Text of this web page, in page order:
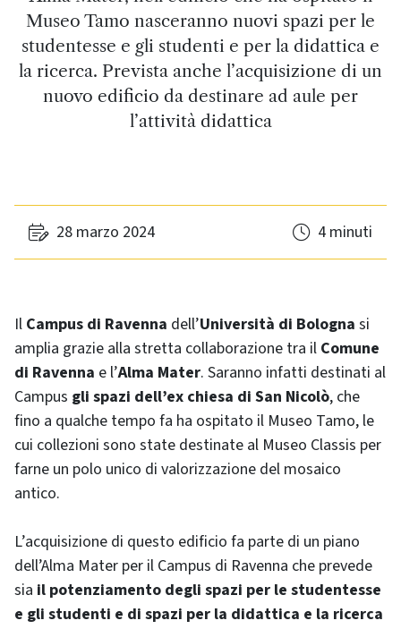
Museo Tamo nasceranno nuovi spazi per le
studentesse e gli studenti e per la didattica e
la ricerca. Prevista anche l’acquisizione di un
nuovo edificio da destinare ad aule per
l’attività didattica
28 marzo 2024 4 minuti
Il Campus di Ravenna dell’Università di Bologna si
amplia grazie alla stretta collaborazione tra il Comune
di Ravenna e l’Alma Mater. Saranno infatti destinati al
Campus gli spazi dell’ex chiesa di San Nicolò, che
fino a qualche tempo fa ha ospitato il Museo Tamo, le
cui collezioni sono state destinate al Museo Classis per
farne un polo unico di valorizzazione del mosaico
antico.
L’acquisizione di questo edificio fa parte di un piano
dell’Alma Mater per il Campus di Ravenna che prevede
sia il potenziamento degli spazi per le studentesse
e gli studenti e di spazi per la didattica e la ricerca